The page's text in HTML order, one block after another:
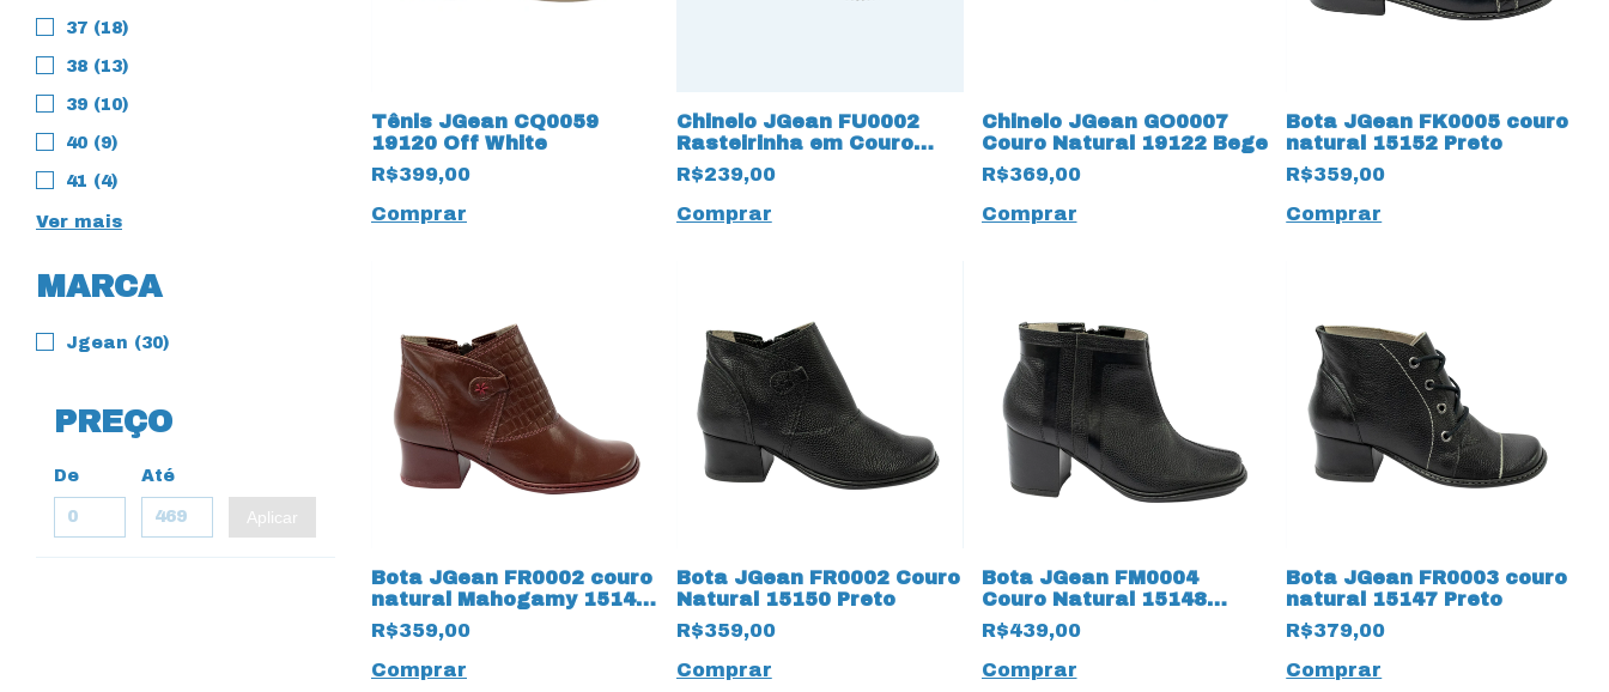
37 (18)
38 (13)
39 (10)
40 (9)
41 (4)
Ver mais
MARCA
Jgean (30)
PREÇO
De Até
Aplicar
Tênis JGean CQ0059
19120 Off White
R$399,00
Comprar
Chinelo JGean FU0002
Rasteirinha em Couro
Natural 16176 Off White
R$239,00
Comprar
Chinelo JGean GO0007
Couro Natural 19122 Bege
R$369,00
Comprar
Bota JGean FK0005 couro
natural 15152 Preto
R$359,00
Comprar
Bota JGean FR0002 couro
natural Mahogamy 15149
Vinho
R$359,00
Comprar
Bota JGean FR0002 Couro
Natural 15150 Preto
R$359,00
Comprar
Bota JGean FM0004
Couro Natural 15148
Preto
R$439,00
Comprar
Bota JGean FR0003 couro
natural 15147 Preto
R$379,00
Comprar